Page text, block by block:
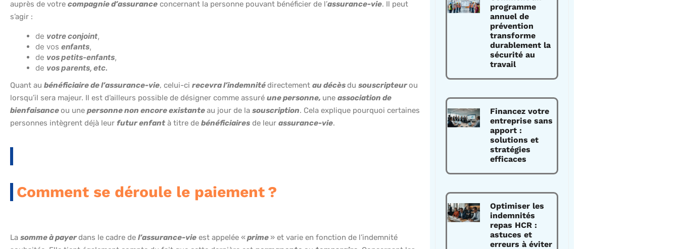
auprès de votre compagnie d’assurance concernant la personne pouvant bénéficier de l’assurance-vie. Il peut
s’agir :
de votre conjoint,
de vos enfants,
de vos petits-enfants,
de vos parents, etc.
Quant au bénéficiaire de l’assurance-vie, celui-ci recevra l’indemnitédirectement au décèsdu souscripteurou
lorsqu’il sera majeur. Il est d’ailleurs possible de désigner comme assuré une personne, une association de
bienfaisanceou une personne non encore existanteau jour de la souscription. Cela explique pourquoi certaines
personnes intègrent déjà leur futur enfant à titre de bénéficiaires de leur assurance-vie.
Comment se déroule le paiement ?
La somme à payerdans le cadre de l’assurance-vie est appelée «prime » et varie en fonction de l’indemnité
programme
annuel de
prévention
transforme
durablement la
sécurité au
travail
Financez votre
entreprise sans
apport :
solutions et
stratégies
efficaces
Optimiser les
indemnités
repas HCR :
astuces et
erreurs à éviter